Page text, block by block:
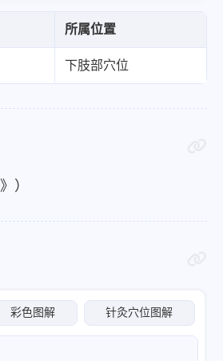
所属位置
下肢部穴位
）
彩色图解 针灸穴位图解